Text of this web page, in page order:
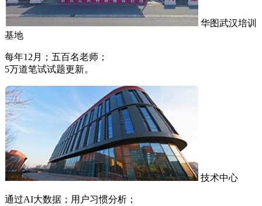
华图武汉培训
基地
每年12月；五百名老师；
5万道笔试试题更新。
技术中心
通过AI大数据；用户习惯分析；